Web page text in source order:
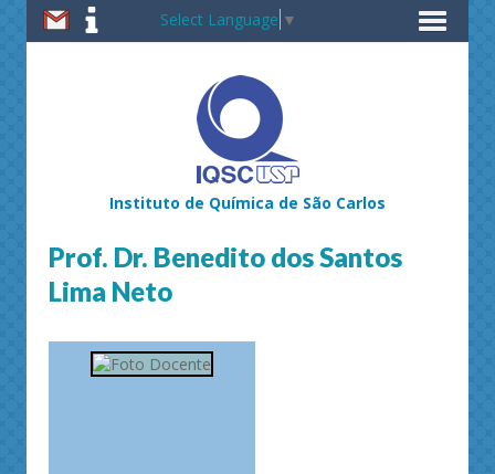
Select Language ▼
Instituto de Química de São Carlos
Prof. Dr. Benedito dos Santos
Lima Neto